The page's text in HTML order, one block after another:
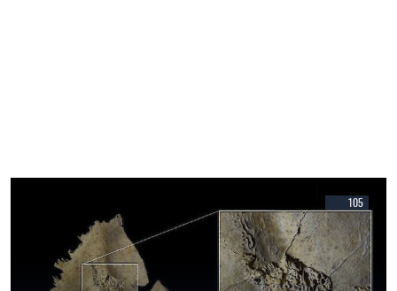
105